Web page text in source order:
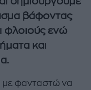
βάφοντας
φλοιούς ενώ
και
με φανταστώ να